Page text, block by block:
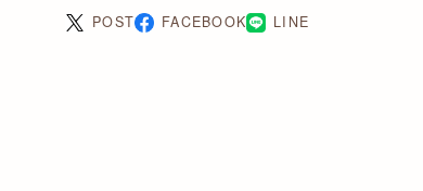
POST FACEBOOK LINE